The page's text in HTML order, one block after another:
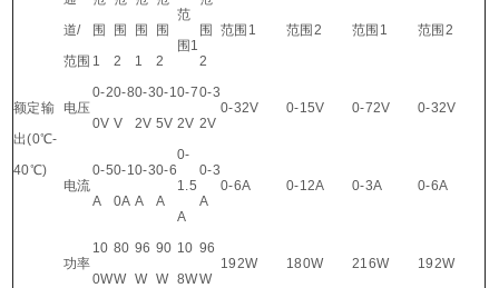
额定输
出(0℃-
40℃)
道/
范围
围
1
围
2
围
1
围
2
范
围1
围
2
范围1 范围2 范围1 范围2
电压
0-2
0V
0-8
V
0-3
2V
0-1
5V
0-7
2V
0-3
2V
0-32V 0-15V 0-72V 0-32V
电流
0-5
A
0-1
0A
0-3
A
0-6
A
0-
1.5
A
0-3
A
0-6A 0-12A 0-3A 0-6A
功率
10
0W
80
W
96
W
90
W
10
8W
96
W
192W 180W 216W 192W